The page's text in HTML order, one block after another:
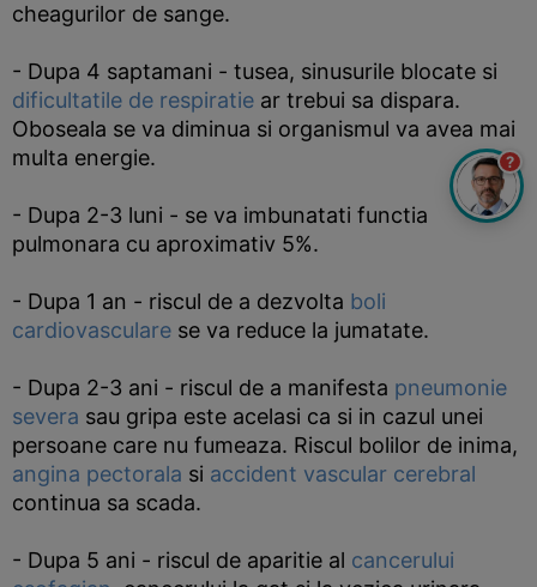
cheagurilor de sange.
- Dupa 4 saptamani - tusea, sinusurile blocate si
dificultatile de respiratie ar trebui sa dispara.
Oboseala se va diminua si organismul va avea mai
multa energie.
- Dupa 2-3 luni - se va imbunatati functia
pulmonara cu aproximativ 5%.
- Dupa 1 an - riscul de a dezvolta boli
cardiovasculare se va reduce la jumatate.
- Dupa 2-3 ani - riscul de a manifesta pneumonie
severa sau gripa este acelasi ca si in cazul unei
persoane care nu fumeaza. Riscul bolilor de inima,
angina pectorala si accident vascular cerebral
continua sa scada.
- Dupa 5 ani - riscul de aparitie al cancerului
?